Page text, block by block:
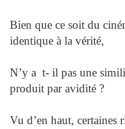
Bien que ce soit du
identique à la vérité,
N’y a t- il pas une
produit par avidité ?
Vu d’en haut, certaines